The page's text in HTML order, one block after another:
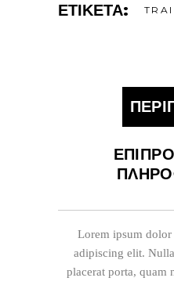
ΕΤΙΚΈΤΑ:
Lorem ipsum dolor
adipiscing elit.
placerat porta, quam